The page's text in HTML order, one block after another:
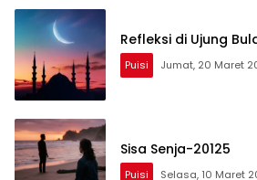
Refleksi di Ujung
Puisi Jumat, 20 Maret
Sisa Senja-20125
Puisi Selasa, 10 Maret